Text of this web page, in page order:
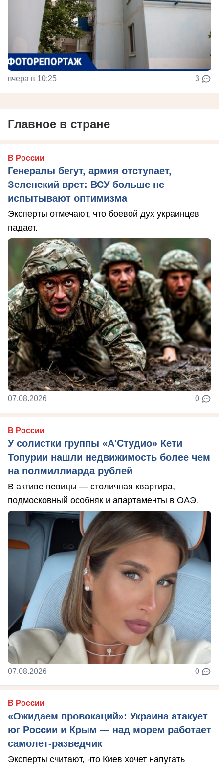
вчера в 10:25 3
Главное в стране
В России
Генералы бегут, армия отступает,
Зеленский врет: ВСУ больше не
испытывают оптимизма
Эксперты отмечают, что боевой дух украинцев
падает.
07.08.2026 0
В России
У солистки группы «А'Студио» Кети
Топурии нашли недвижимость более чем
на полмиллиарда рублей
В активе певицы — столичная квартира,
подмосковный особняк и апартаменты в ОАЭ.
07.08.2026 0
В России
«Ожидаем провокаций»: Украина атакует
юг России и Крым — над морем работает
самолет-разведчик
Эксперты считают, что Киев хочет напугать